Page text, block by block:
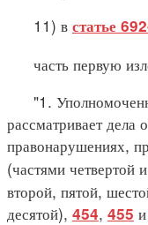
11) в статье
часть первую
"1.
рассматривает дела
правонарушениях,
(частями четвертой
второй, пятой,
десятой), 454, 455 и